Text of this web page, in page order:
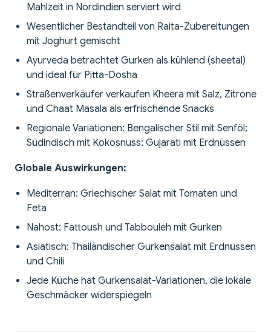
Mahlzeit in Nordindien serviert wird
Wesentlicher Bestandteil von Raita-Zubereitungen
mit Joghurt gemischt
Ayurveda betrachtet Gurken als kühlend (sheetal)
und ideal für Pitta-Dosha
Straßenverkäufer verkaufen Kheera mit Salz, Zitrone
und Chaat Masala als erfrischende Snacks
Regionale Variationen: Bengalischer Stil mit Senföl;
Südindisch mit Kokosnuss; Gujarati mit Erdnüssen
Globale Auswirkungen:
Mediterran: Griechischer Salat mit Tomaten und
Feta
Nahost: Fattoush und Tabbouleh mit Gurken
Asiatisch: Thailändischer Gurkensalat mit Erdnüssen
und Chili
Jede Küche hat Gurkensalat-Variationen, die lokale
Geschmäcker widerspiegeln